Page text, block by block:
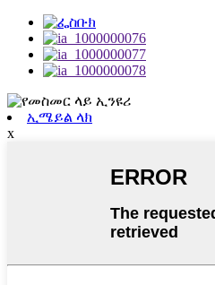
ኢሜይል ላክ
x